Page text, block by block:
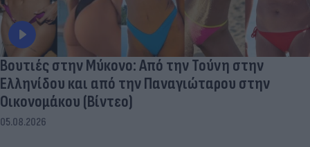
Βουτιές στην Μύκονo: Από την Τούνη στην
Ελληνίδου και από την Παναγιώταρου στην
Οικονομάκου (Βίντεο)
05.08.2026